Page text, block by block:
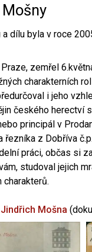
dílu byla v roce
zemřel
charakterních
i jeho
českého herectví
principál v
z Dobříva
práci, občas si
studoval jejich
Jindřich Mošna